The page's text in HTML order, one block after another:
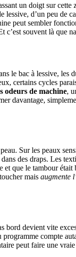
un doigt sur cette
d’un peu de
peut sembler
souvent là que
le bac à lessive, les
certains cycles
odeurs de machine,
davantage,
Sur les peaux
des draps. Les
que le tambour
mais augmente
bord devient vite
compte
peut faire une